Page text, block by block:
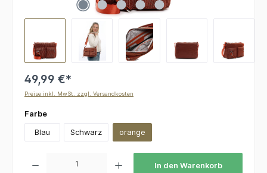
49,99 €*
Preise inkl. MwSt. zzgl. Versandkosten
Farbeauswählen
Blau Schwarz orange
In den Warenkorb